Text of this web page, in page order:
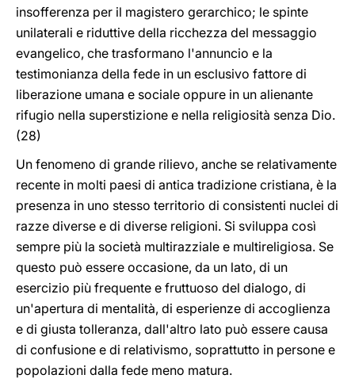
insofferenza per il magistero gerarchico; le spinte
unilaterali e riduttive della ricchezza del messaggio
evangelico, che trasformano l'annuncio e la
testimonianza della fede in un esclusivo fattore di
liberazione umana e sociale oppure in un alienante
rifugio nella superstizione e nella religiosità senza Dio.
(28)
Un fenomeno di grande rilievo, anche se relativamente
recente in molti paesi di antica tradizione cristiana, è la
presenza in uno stesso territorio di consistenti nuclei di
razze diverse e di diverse religioni. Si sviluppa così
sempre più la società multirazziale e multireligiosa. Se
questo può essere occasione, da un lato, di un
esercizio più frequente e fruttuoso del dialogo, di
un'apertura di mentalità, di esperienze di accoglienza
e di giusta tolleranza, dall'altro lato può essere causa
di confusione e di relativismo, soprattutto in persone e
popolazioni dalla fede meno matura.